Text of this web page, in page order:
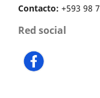
Contacto: +593 98
Red social